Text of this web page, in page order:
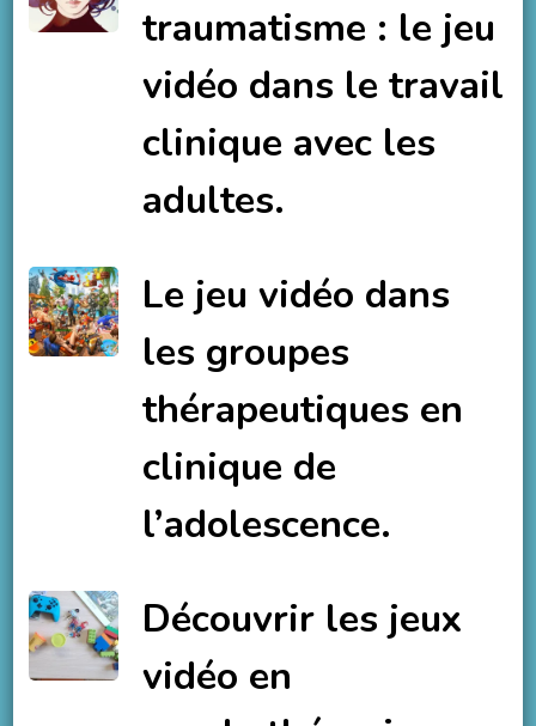
traumatisme : le jeu
vidéo dans le travail
clinique avec les
adultes.
Le jeu vidéo dans
les groupes
thérapeutiques en
clinique de
l’adolescence.
Découvrir les jeux
vidéo en